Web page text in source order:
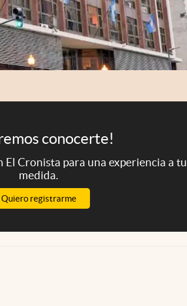
conocerte!
El Cronista para una experiencia a tu
medida.
Quiero registrarme